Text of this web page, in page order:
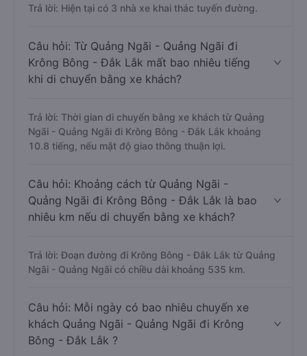
Trả lời: Hiện tại có 3 nhà xe khai thác tuyến đường.
Câu hỏi: Từ Quảng Ngãi - Quảng Ngãi đi
Krông Bông - Đắk Lắk mất bao nhiêu tiếng
khi di chuyển bằng xe khách?
Trả lời: Thời gian di chuyển bằng xe khách từ Quảng
Ngãi - Quảng Ngãi đi Krông Bông - Đắk Lắk khoảng
10.8 tiếng, nếu mật độ giao thông thuận lợi.
Câu hỏi: Khoảng cách từ Quảng Ngãi -
Quảng Ngãi đi Krông Bông - Đắk Lắk là bao
nhiêu km nếu di chuyển bằng xe khách?
Trả lời: Đoạn đường đi Krông Bông - Đắk Lắk từ Quảng
Ngãi - Quảng Ngãi có chiều dài khoảng 535 km.
Câu hỏi: Mỗi ngày có bao nhiêu chuyến xe
khách Quảng Ngãi - Quảng Ngãi đi Krông
Bông - Đắk Lắk ?